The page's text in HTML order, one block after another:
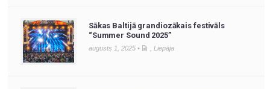
Sākas Baltijā grandiozākais festivāls
“Summer Sound 2025”
augusts 1, 2025 • Liepāja